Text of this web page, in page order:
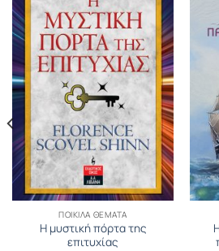
ΠΟΙΚΊΛΑ ΘΈΜΑΤΑ
Η μυστική πόρτα της
επιτυχίας